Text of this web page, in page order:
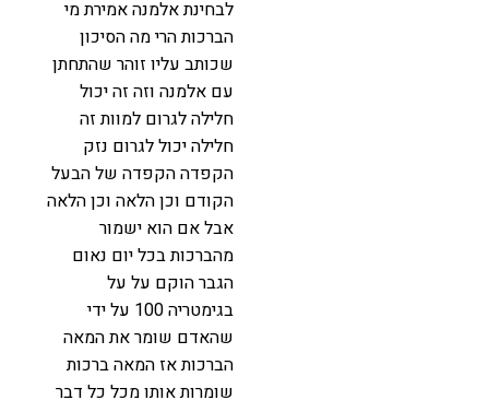
לבחינת אלמנה אמירת מי
הברכות הרי מה הסיכון
שכותב עליו זוהר שהתחתן
עם אלמנה וזה זה יכול
חלילה לגרום למוות זה
חלילה יכול לגרום נזק
הקפדה הקפדה של הבעל
הקודם וכן הלאה וכן הלאה
אבל אם הוא ישמור
מהברכות בכל יום נאום
הגבר הוקם על על
בגימטריה 100 על ידי
שהאדם שומר את המאה
הברכות אז המאה ברכות
שומרות אותו מכל כל דבר